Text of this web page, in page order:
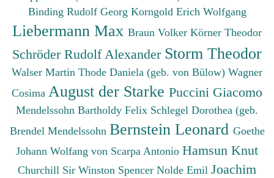
Binding Rudolf Georg Korngold Erich Wolfgang
Liebermann Max Braun Volker Körner Theodor
Schröder Rudolf Alexander Storm Theodor
Walser Martin Thode Daniela (geb. von Bülow) Wagner
Cosima August der Starke Puccini Giacomo
Mendelssohn Bartholdy Felix Schlegel Dorothea (geb.
Brendel Mendelssohn Bernstein Leonard Goethe
Johann Wolfang von Scarpa Antonio Hamsun Knut
Churchill Sir Winston Spencer Nolde Emil Joachim